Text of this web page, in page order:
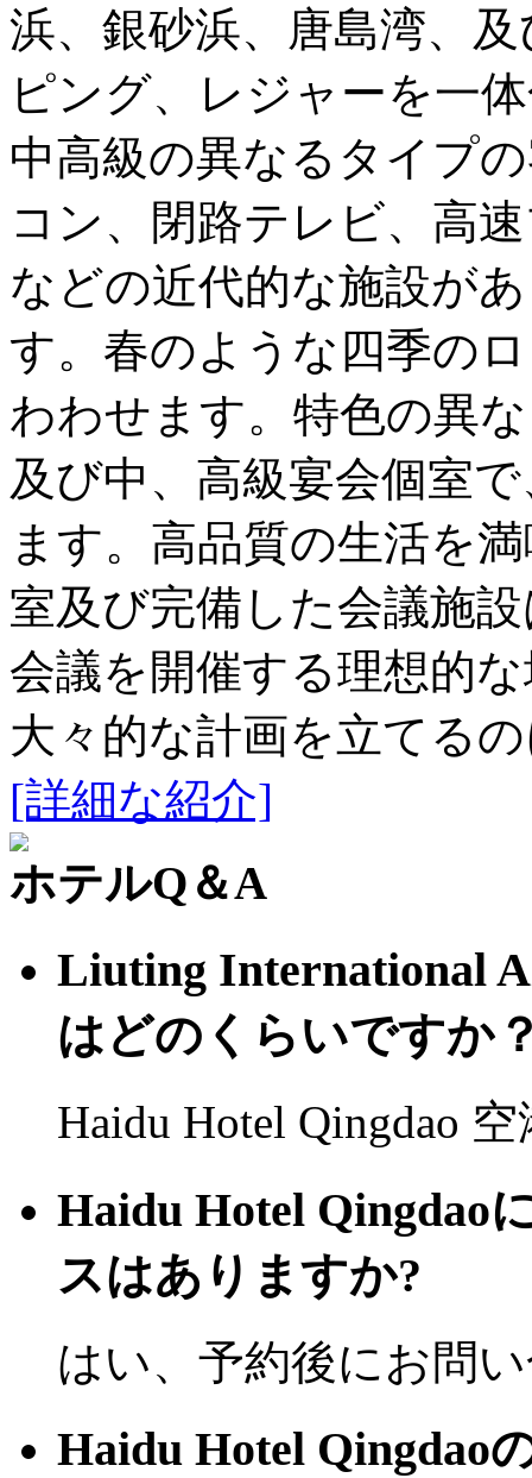
浜、銀砂浜、唐島湾、
ピング、レジャーを一
中高級の異なるタイプ
コン、閉路テレビ、高
などの近代的な施設が
す。春のような四季の
わわせます。特色の異
及び中、高級宴会個室
ます。高品質の生活を
室及び完備した会議施
会議を開催する理想的
大々的な計画を立てる
[詳細な紹介]
ホテルQ＆A
Liuting International
はどのくらいですか
Haidu Hotel Qingdao
Haidu Hotel Qingdao
スはありますか?
はい、予約後にお問
Haidu Hotel Qingdao